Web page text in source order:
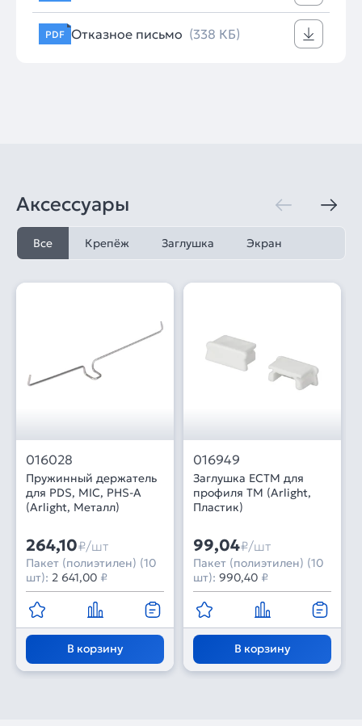
PDF Отказное письмо (338 КБ)
Аксессуары
Все Крепёж Заглушка Экран
016028
Пружинный держатель
для PDS, MIC, PHS-A
(Arlight, Металл)
264,10₽/шт
Пакет (полиэтилен) (10
шт): 2 641,00 ₽
В корзину
016949
Заглушка ECTM для
профиля TM (Arlight,
Пластик)
99,04₽/шт
Пакет (полиэтилен) (10
шт): 990,40 ₽
В корзину